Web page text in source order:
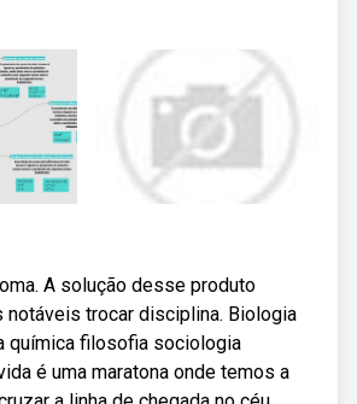
A solução desse produto
notáveis trocar disciplina. Biologia
química filosofia sociologia
é uma maratona onde temos a